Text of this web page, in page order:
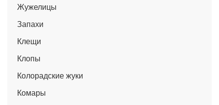
Жужелицы
Запахи
Клещи
Клопы
Колорадские жуки
Комары